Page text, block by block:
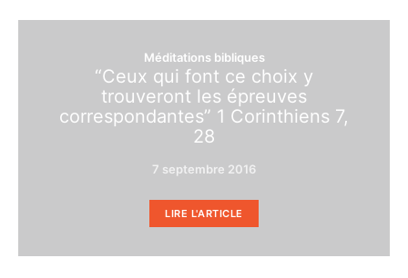
Méditations bibliques
“Ceux qui font ce choix y
trouveront les épreuves
correspondantes” 1 Corinthiens 7,
28
7 septembre 2016
LIRE L'ARTICLE